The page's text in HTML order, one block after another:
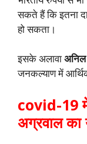
सकते हैं कि इतना
हो सकता।
इसके अलावा
जनकल्याण में
covid-19
अग्रवाल का